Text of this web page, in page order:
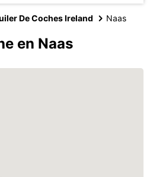
De Coches Ireland Naas
en Naas